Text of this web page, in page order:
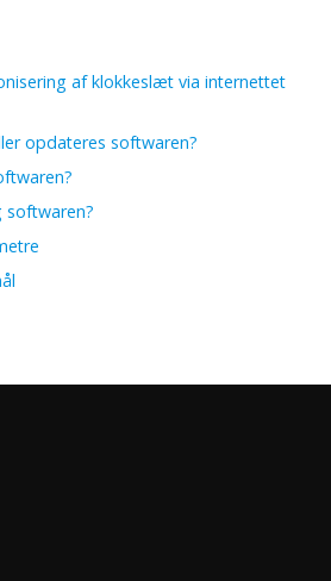
af klokkeslæt via internettet
opdateres softwaren?
softwaren?